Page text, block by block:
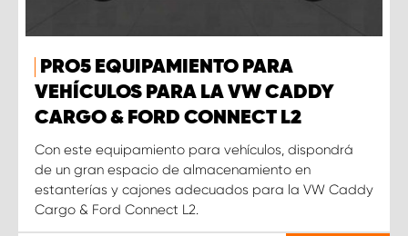
PRO5 EQUIPAMIENTO PARA
VEHÍCULOS PARA LA VW CADDY
CARGO & FORD CONNECT L2
Con este equipamiento para vehículos, dispondrá
de un gran espacio de almacenamiento en
estanterías y cajones adecuados para la VW Caddy
Cargo & Ford Connect L2.